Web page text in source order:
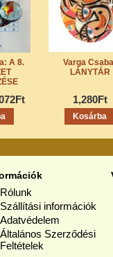
A 8.
Varga
LÁNYTÁR
1,280Ft
Rólunk
Szállítási információk
Adatvédelem
Általános Szerződési
Feltételek